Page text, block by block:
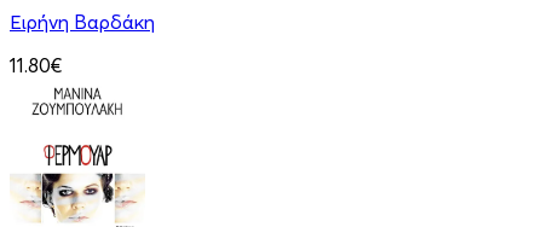
Ειρήνη Βαρδάκη
11.80€